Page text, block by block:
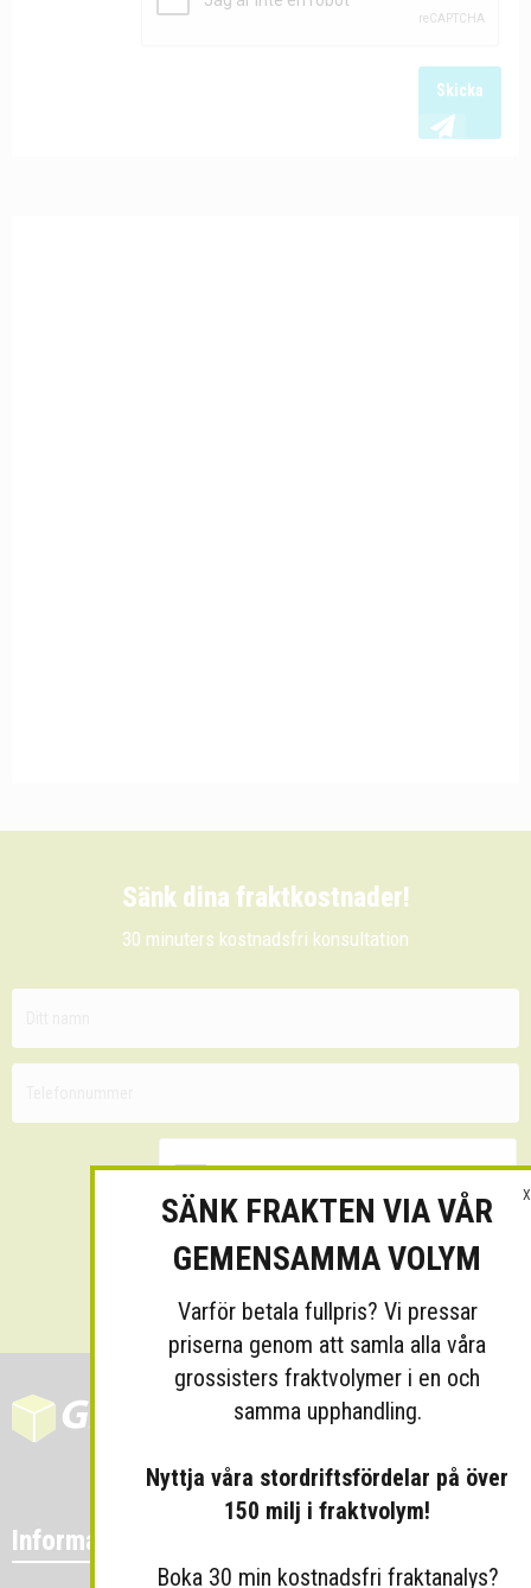
Skicka
Sänk dina fraktkostnader!
30 minuters kostnadsfri konsultation
Skicka
Information
X
SÄNK FRAKTEN VIA VÅR
GEMENSAMMA VOLYM
Varför betala fullpris? Vi pressar
priserna genom att samla alla våra
grossisters fraktvolymer i en och
samma upphandling.
Nyttja våra stordriftsfördelar på över
150 milj i fraktvolym!
Boka 30 min kostnadsfri fraktanalys?